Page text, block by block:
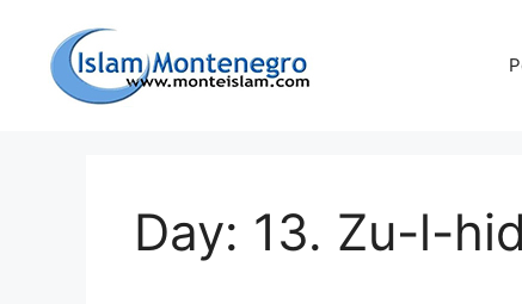
sadržaj
Day: 13. Zu-l-